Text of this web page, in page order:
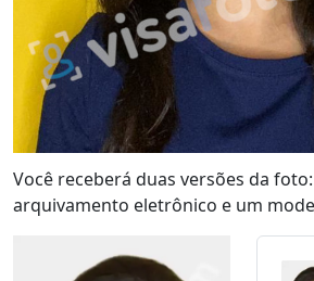
Você receberá duas versões da
arquivamento eletrônico e um